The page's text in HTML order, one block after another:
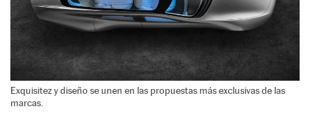
Exquisitez y diseño se unen en las propuestas más exclusivas de las
marcas.